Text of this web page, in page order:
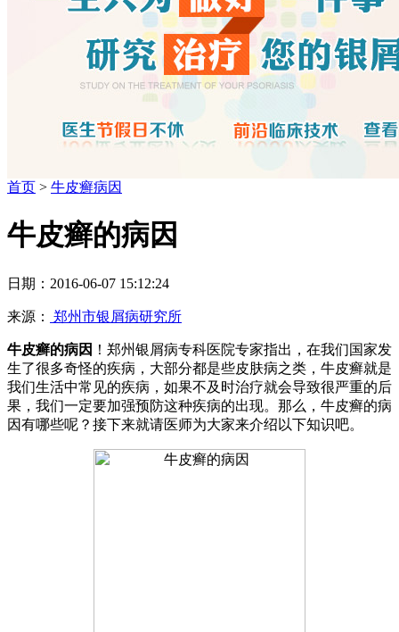
首页 > 牛皮癣病因
牛皮癣的病因
日期：2016-06-07 15:12:24
来源： 郑州市银屑病研究所
牛皮癣的病因 ！郑州银屑病专科医院专家指出，在我们国家发
生了很多奇怪的疾病，大部分都是些皮肤病之类，牛皮癣就是
我们生活中常见的疾病，如果不及时治疗就会导致很严重的后
果，我们一定要加强预防这种疾病的出现。那么，牛皮癣的病
因有哪些呢？接下来就请医师为大家来介绍以下知识吧。